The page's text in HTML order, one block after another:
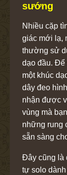
sướng
Nhiều cặp
giác mới lạ,
thường sử
dạo đầu. Để
một khúc
dây đeo
nhận được
vùng mà
những rung
sẵn sàng
Đây cũng là
tự solo